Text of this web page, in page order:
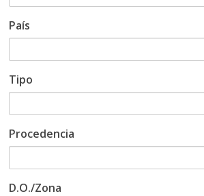
País
Tipo
Procedencia
D.O./Zona